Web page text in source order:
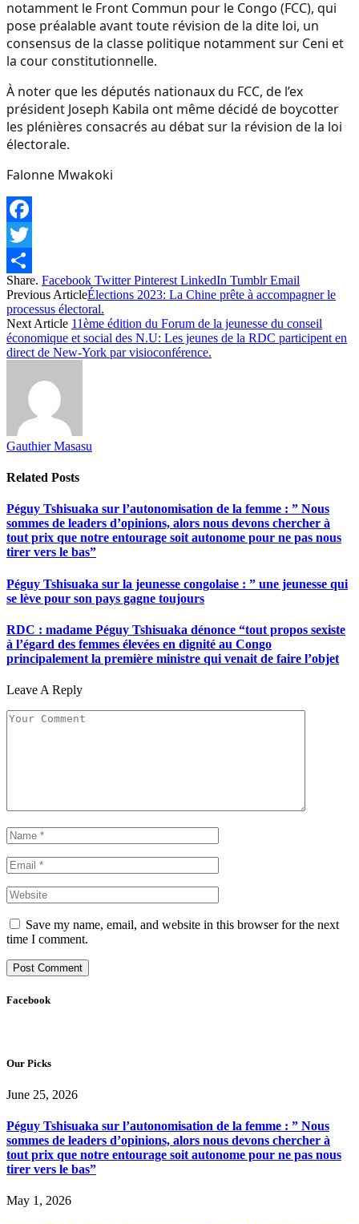
notamment le Front Commun pour le Congo (FCC), qui
pose préalable avant toute révision de la dite loi, un
consensus de la classe politique notamment sur Ceni et
la cour constitutionnelle.
À noter que les députés nationaux du FCC, de l’ex
président Joseph Kabila ont même décidé de boycotter
les plénières consacrés au débat sur la révision de la loi
électorale.
Falonne Mwakoki
Facebook
Twitter
Share
Share. Facebook Twitter Pinterest LinkedIn Tumblr Email
Previous ArticleÉlections 2023: La Chine prête à accompagner le
processus électoral.
Next Article 11ème édition du Forum de la jeunesse du conseil
économique et social des N.U: Les jeunes de la RDC participent en
direct de New-York par visioconférence.
Gauthier Masasu
Related Posts
Péguy Tshisuaka sur l’autonomisation de la femme : ” Nous
sommes de leaders d’opinions, alors nous devons chercher à
tout prix que notre entourage soit autonome pour ne pas nous
tirer vers le bas”
Péguy Tshisuaka sur la jeunesse congolaise : ” une jeunesse qui
se lève pour son pays gagne toujours
RDC : madame Péguy Tshisuaka dénonce “tout propos sexiste
à l’égard des femmes élevées en dignité au Congo
principalement la première ministre qui venait de faire l’objet
Leave A Reply
Save my name, email, and website in this browser for the next
time I comment.
Facebook
Our Picks
June 25, 2026
Péguy Tshisuaka sur l’autonomisation de la femme : ” Nous
sommes de leaders d’opinions, alors nous devons chercher à
tout prix que notre entourage soit autonome pour ne pas nous
tirer vers le bas”
May 1, 2026